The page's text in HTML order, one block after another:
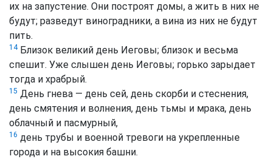
их на запустение. Они построят домы, а жить в них не
будут; разведут виноградники, а вина из них не будут
пить.
14Близок великий день Иеговы; близок и весьма
спешит. Уже слышен день Иеговы; горько зарыдает
тогда и храбрый.
15 День гнева — день сей, день скорби и стеснения,
день смятения и волнения, день тьмы и мрака, день
облачный и пасмурный,
16 день трубы и военной тревоги на укрепленные
города и на высокия башни.